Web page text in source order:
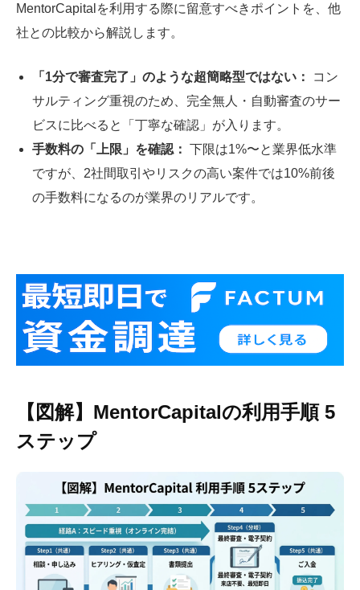
MentorCapitalを利用する際に留意すべきポイントを、他
社との比較から解説します。
「1分で審査完了」のような超簡略型ではない：
コン
サルティング重視のため、完全無人・自動審査のサー
ビスに比べると「丁寧な確認」が入ります。
手数料の「上限」を確認：
下限は1%〜と業界低水準
ですが、2社間取引やリスクの高い案件では10%前後
の手数料になるのが業界のリアルです。
【図解】MentorCapitalの利用手順 5
ステップ